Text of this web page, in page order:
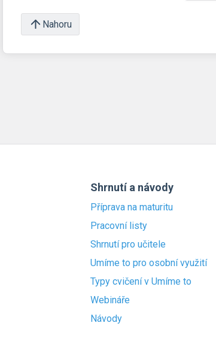
Nahoru
Shrnutí a návody
Příprava na maturitu
Pracovní listy
Shrnutí pro učitele
Umíme to pro osobní využití
Typy cvičení v Umíme to
Webináře
Návody